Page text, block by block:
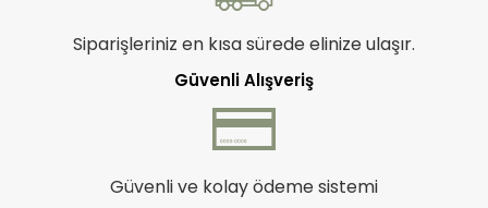
Siparişleriniz en kısa sürede elinize ulaşır.
Güvenli Alışveriş
Güvenli ve kolay ödeme sistemi